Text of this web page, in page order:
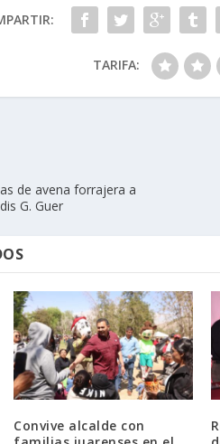
TARIFA:
de avena forrajera a
G. Guer
Convive alcalde con